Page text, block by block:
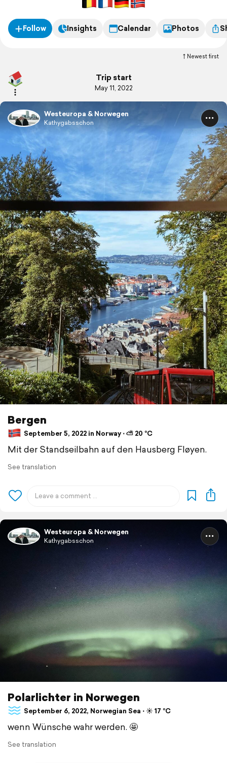
Follow Insights Calendar Photos
Newest first
Trip start
May 11, 2022
Westeuropa & Norwegen
Kathygabsschon
Bergen
September 5, 2022 in Norway ⋅ ⛅ 20 °C
Mit der Standseilbahn auf den Hausberg Fløyen.
See translation
Westeuropa & Norwegen
Kathygabsschon
Polarlichter in Norwegen
September 6, 2022, Norwegian Sea ⋅ ☀️ 17 °C
wenn Wünsche wahr werden. 🤩
See translation